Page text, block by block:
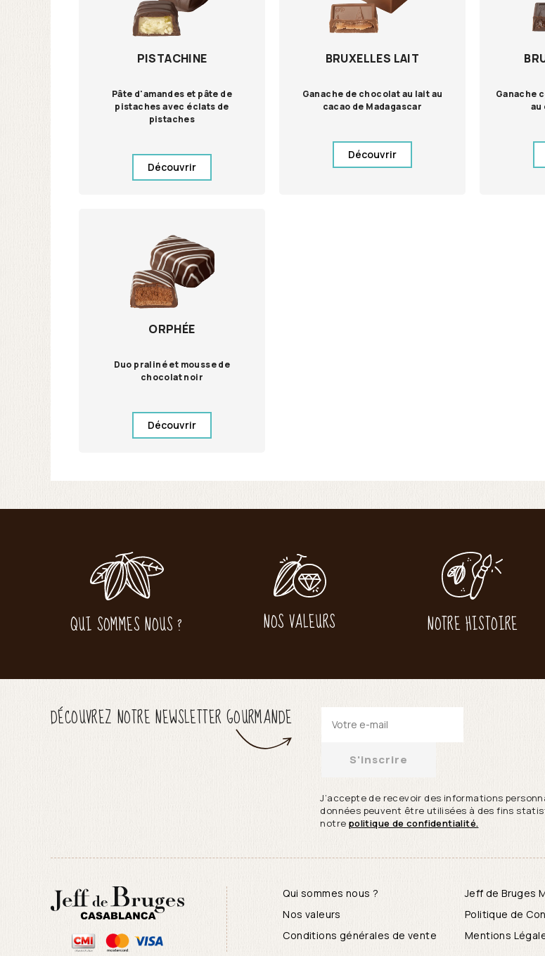
PISTACHINE
Pâte d'amandes et pâte de
pistaches avec éclats de
pistaches
Découvrir
BRUXELLES LAIT
Ganache de chocolat au lait au
cacao de Madagascar
Découvrir
Ganache
au
ORPHÉE
Duo praliné et mousse de
chocolat noir
Découvrir
QUI SOMMES NOUS ? NOS VALEURS NOTRE HISTOIRE
DÉCOUVREZ NOTRE NEWSLETTER GOURMANDE
S'inscrire
J’accepte de recevoir des informations
données peuvent être utilisées à des fins
notre politique de confidentialité.
Qui sommes nous ?
Jeff de Bruges
Nos valeurs
Politique de
Conditions générales de vente
Mentions